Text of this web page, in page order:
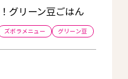
グリーン豆ごはん
ズボラメニュー グリーン豆